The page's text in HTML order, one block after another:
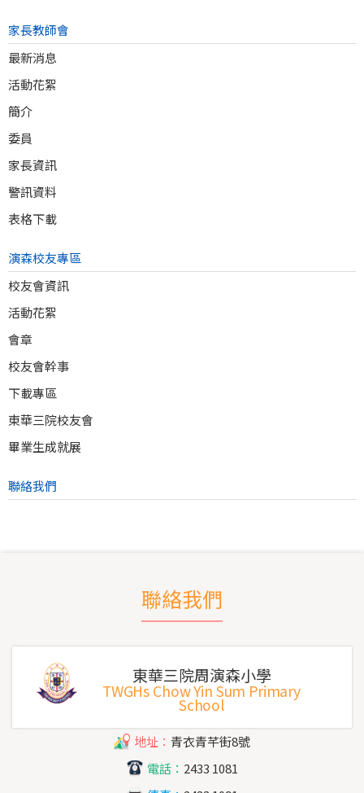
家長教師會
最新消息
活動花絮
簡介
委員
家長資訊
警訊資料
表格下載
演森校友專區
校友會資訊
活動花絮
會章
校友會幹事
下載專區
東華三院校友會
畢業生成就展
聯絡我們
聯絡我們
東華三院周演森小學
TWGHs Chow Yin Sum Primary
School
地址： 青衣青芊街8號
電話： 2433 1081